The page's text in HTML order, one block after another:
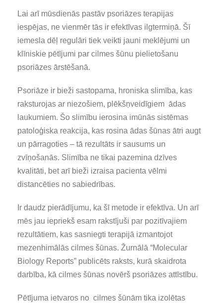
Lai arī mūsdienās pastāv psoriāzes terapijas
iespējas, ne vienmēr tās ir efektīvas ilgtermiņā. Šī
iemesla dēļ regulāri tiek veikti jauni meklējumi un
klīniskie pētījumi par cilmes šūnu pielietošanu
psoriāzes ārstēšanā.
Psoriāze ir bieži sastopama, hroniska slimība, kas
raksturojas ar niezošiem, plēkšņveidīgiem ādas
laukumiem. Šo slimību ierosina imūnās sistēmas
patoloģiska reakcija, kas rosina ādas šūnas ātri augt
un pārragoties – tā rezultāts ir sausums un
zvīņošanās. Slimība ne tikai pazemina dzīves
kvalitāti, bet arī bieži izraisa pacienta vēlmi
distancēties no sabiedrības.
Ir daudz pierādījumu, ka šī metode ir efektīva. Un arī
mēs jau iepriekš esam rakstījuši par pozitīvajiem
rezultātiem, kas sasniegti terapijā izmantojot
mezenhimālās cilmes šūnas. Žurnālā “Molecular
Biology Reports” publicēts raksts, kurā skaidrota
darbība, kā cilmes šūnas novērš psoriāzes attīstību.
Pētījuma ietvaros no cilmes šūnām tika izolētas